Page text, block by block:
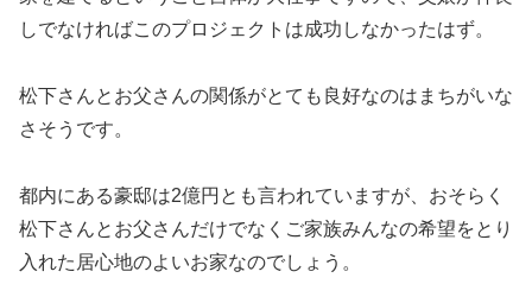
しでなければこのプロジェクトは成功しなかったはず。
松下さんとお父さんの関係がとても良好なのはまちがいな
さそうです。
都内にある豪邸は2億円とも言われていますが、おそらく
松下さんとお父さんだけでなくご家族みんなの希望をとり
入れた居心地のよいお家なのでしょう。